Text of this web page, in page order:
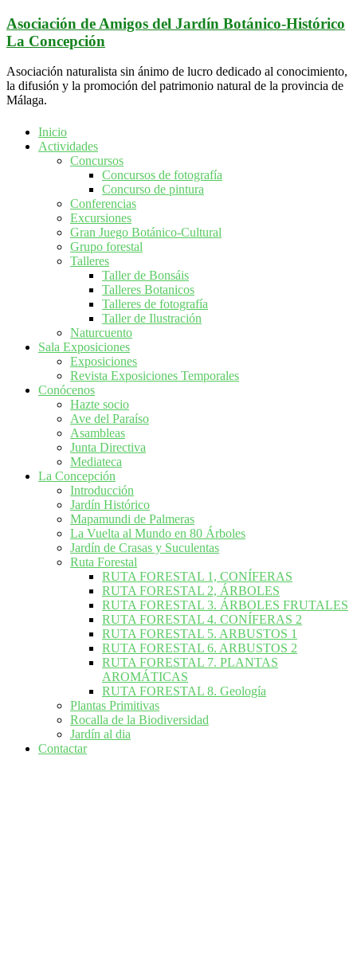
Saltar
al
contenido
Asociación de Amigos del Jardín Botánico-Histórico
La Concepción
Asociación naturalista sin ánimo de lucro dedicado al conocimiento,
la difusión y la promoción del patrimonio natural de la provincia de
Málaga.
Inicio
Actividades
Concursos
Concursos de fotografía
Concurso de pintura
Conferencias
Excursiones
Gran Juego Botánico-Cultural
Grupo forestal
Talleres
Taller de Bonsáis
Talleres Botanicos
Talleres de fotografía
Taller de Ilustración
Naturcuento
Sala Exposiciones
Exposiciones
Revista Exposiciones Temporales
Conócenos
Hazte socio
Ave del Paraíso
Asambleas
Junta Directiva
Mediateca
La Concepción
Introducción
Jardín Histórico
Mapamundi de Palmeras
La Vuelta al Mundo en 80 Árboles
Jardín de Crasas y Suculentas
Ruta Forestal
RUTA FORESTAL 1, CONÍFERAS
RUTA FORESTAL 2, ÁRBOLES
RUTA FORESTAL 3. ÁRBOLES FRUTALES
RUTA FORESTAL 4. CONÍFERAS 2
RUTA FORESTAL 5. ARBUSTOS 1
RUTA FORESTAL 6. ARBUSTOS 2
RUTA FORESTAL 7. PLANTAS
AROMÁTICAS
RUTA FORESTAL 8. Geología
Plantas Primitivas
Rocalla de la Biodiversidad
Jardín al dia
Contactar